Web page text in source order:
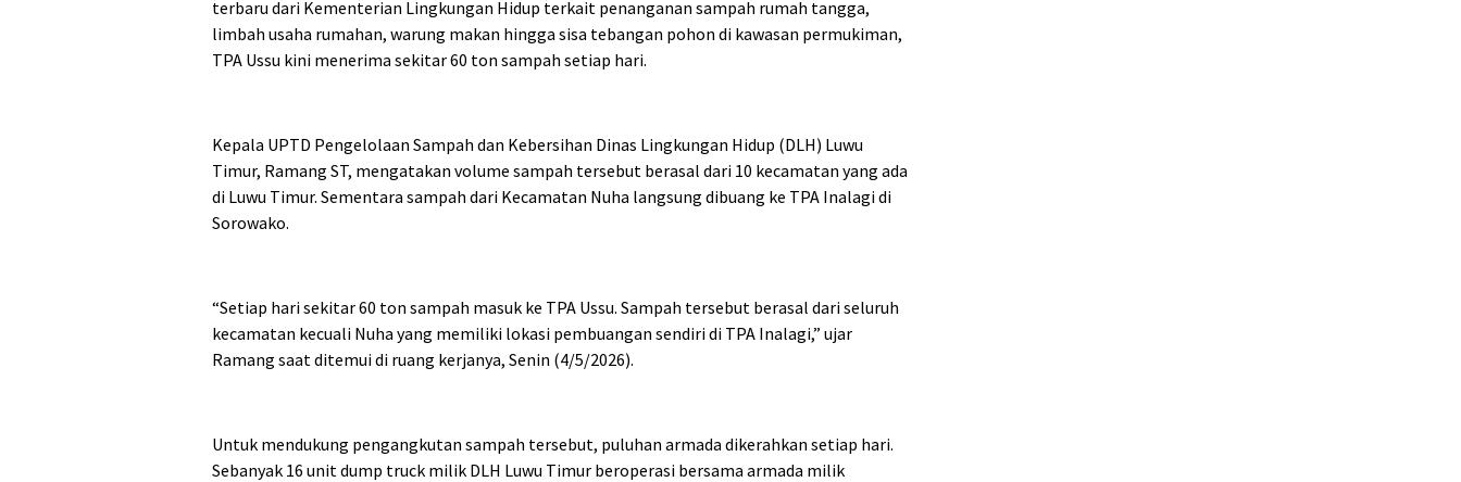
terbaru dari Kementerian Lingkungan Hidup terkait penanganan sampah rumah tangga,
limbah usaha rumahan, warung makan hingga sisa tebangan pohon di kawasan permukiman,
TPA Ussu kini menerima sekitar 60 ton sampah setiap hari.
Kepala UPTD Pengelolaan Sampah dan Kebersihan Dinas Lingkungan Hidup (DLH) Luwu
Timur, Ramang ST, mengatakan volume sampah tersebut berasal dari 10 kecamatan yang ada
di Luwu Timur. Sementara sampah dari Kecamatan Nuha langsung dibuang ke TPA Inalagi di
Sorowako.
“Setiap hari sekitar 60 ton sampah masuk ke TPA Ussu. Sampah tersebut berasal dari seluruh
kecamatan kecuali Nuha yang memiliki lokasi pembuangan sendiri di TPA Inalagi,” ujar
Ramang saat ditemui di ruang kerjanya, Senin (4/5/2026).
Untuk mendukung pengangkutan sampah tersebut, puluhan armada dikerahkan setiap hari.
Sebanyak 16 unit dump truck milik DLH Luwu Timur beroperasi bersama armada milik